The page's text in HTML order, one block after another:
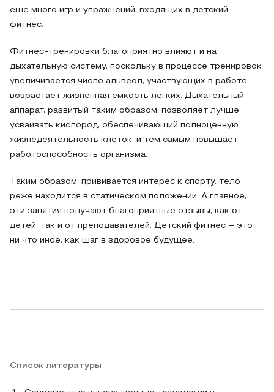
еще много игр и упражнений, входящих в детский
фитнес.
Фитнес-тренировки благоприятно влияют и на
дыхательную систему, поскольку в процессе тренировок
увеличивается число альвеол, участвующих в работе,
возрастает жизненная емкость легких. Дыхательный
аппарат, развитый таким образом, позволяет лучше
усваивать кислород, обеспечивающий полноценную
жизнедеятельность клеток, и тем самым повышает
работоспособность организма.
Таким образом, прививается интерес к спорту, тело
реже находится в статическом положении. А главное,
эти занятия получают благоприятные отзывы, как от
детей, так и от преподавателей. Детский фитнес – это
ни что иное, как шаг в здоровое будущее.
Список литературы